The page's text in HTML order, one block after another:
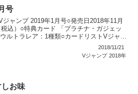
号
ャンプ 2019年1月号○発売日2018年11月
込）○特典カード 「プラチナ・ガジェッ
ルトラレア：1種類○カードリストVジャン
2018/11/21
Vジャンプ 2018年
お味